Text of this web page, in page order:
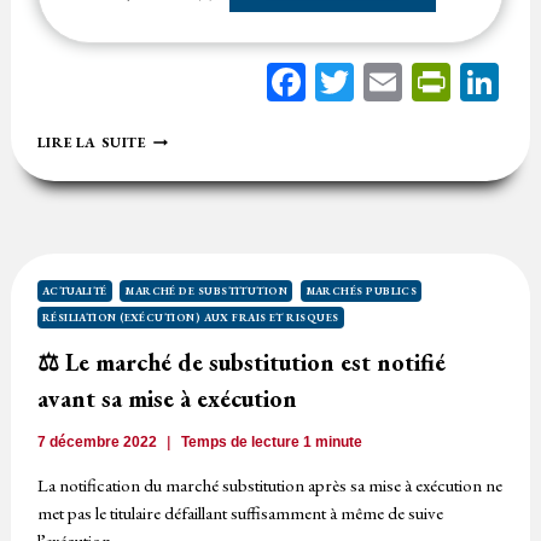
Facebook
Twitter
Email
LIRE LA SUITE⚖️
MÉCONNAISSANCE
DU
D’UN
MARCHÉ
DE
SUBSTITUTION
FAIT
SUPPORTER
L’ACHETEUR
FRAIS
ACTUALITÉ MARCHÉ DE SUBSTITUTION
MARCHÉS PUBLICS
RÉSILIATION (EXÉCUTION) AUX FRAIS ET RISQUES
⚖️ Le marché de substitution est notifié
avant sa mise à exécution
7 décembre 2022 Temps de lecture1 minute
La notification du marché substitution après sa mise à exécution ne
met pas le titulaire défaillant suffisamment à même de suive